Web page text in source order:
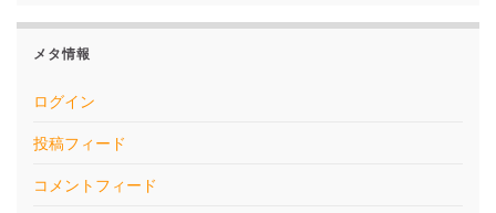
メタ情報
ログイン
投稿フィード
コメントフィード